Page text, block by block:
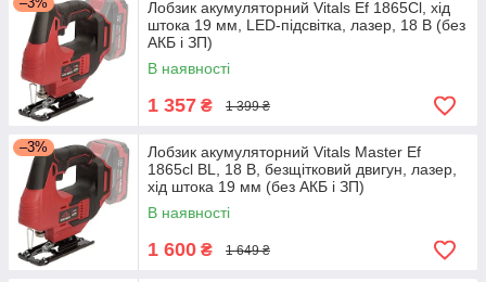
Лобзик акумуляторний Vitals Ef 1865Cl, хід
штока 19 мм, LED-підсвітка, лазер, 18 В (без
АКБ і ЗП)
В наявності
1 357 ₴ 1 399 ₴
–3%
Лобзик акумуляторний Vitals Master Ef
1865cl BL, 18 В, безщітковий двигун, лазер,
хід штока 19 мм (без АКБ і ЗП)
В наявності
1 600 ₴ 1 649 ₴